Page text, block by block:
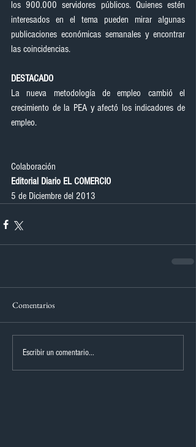
los 900.000 servidores públicos. Quienes estén
interesados en el tema pueden mirar algunas
publicaciones económicas semanales y encontrar
las coincidencias.
DESTACADO
La nueva metodología de empleo cambió el
crecimiento de la PEA y afectó los indicadores de
empleo.
Colaboración
Editorial Diario EL COMERCIO
5 de Diciembre del 2013
Comentarios
Escribir un comentario...